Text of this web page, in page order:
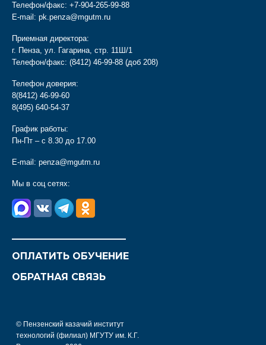
Телефон/факс: +7-904-265-99-88
E-mail: pk.penza@mgutm.ru
Приемная директора:
г. Пенза, ул. Гагарина, стр. 11Ш/1
Телефон/факс: (8412) 46-99-88 (доб 208)
Телефон доверия:
8(8412) 46-99-60
8(495) 640-54-37
График работы:
Пн-Пт – с 8.30 до 17.00
E-mail: penza@mgutm.ru
Мы в соц сетях:
ОПЛАТИТЬ ОБУЧЕНИЕ
ОБРАТНАЯ СВЯЗЬ
© Пензенский казачий институт
технологий (филиал) МГУТУ им. К.Г.